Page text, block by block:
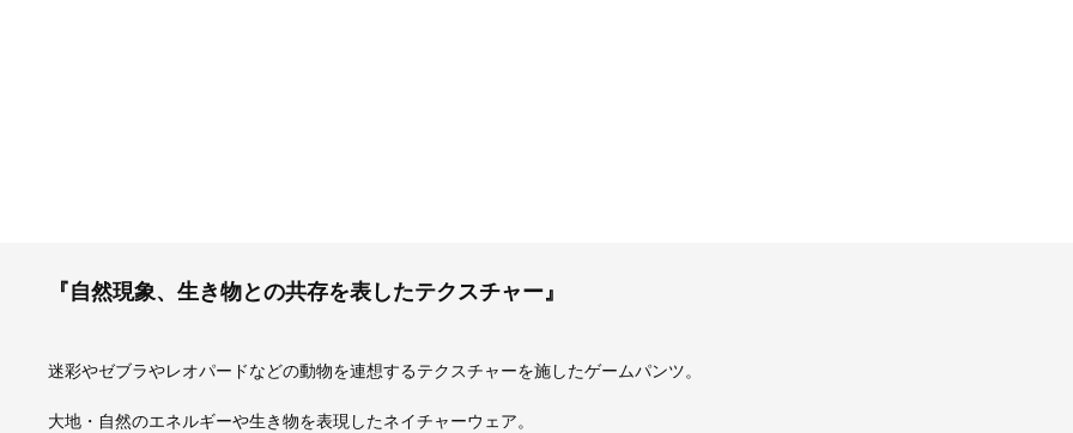
『自然現象、生き物との共存を表したテクスチャー』
迷彩やゼブラやレオパードなどの動物を連想するテクスチャーを施したゲームパンツ。
大地・自然のエネルギーや生き物を表現したネイチャーウェア。